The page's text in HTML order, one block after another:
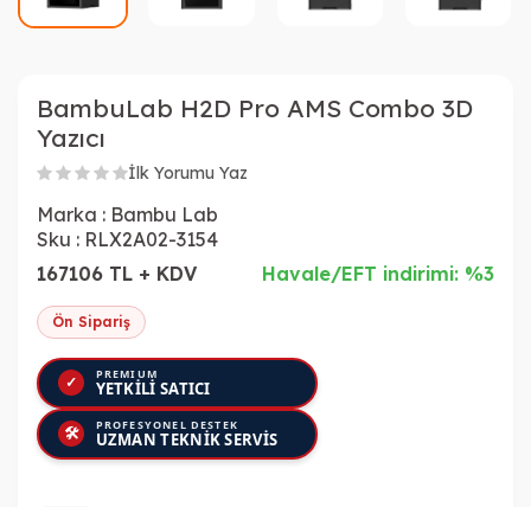
BambuLab H2D Pro AMS Combo 3D
Yazıcı
İlk Yorumu Yaz
Marka : Bambu Lab
Sku : RLX2A02-3154
167106 TL + KDV
Havale/EFT indirimi: %3
Ön Sipariş
✓ PREMIUM
YETKİLİ SATICI
🛠 PROFESYONEL DESTEK
UZMAN TEKNİK SERVİS